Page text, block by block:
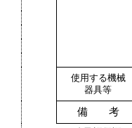
使用する機械
器具等
備 考